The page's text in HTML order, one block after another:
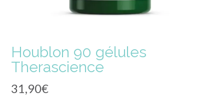
Houblon 90 gélules
Therascience
31,90€